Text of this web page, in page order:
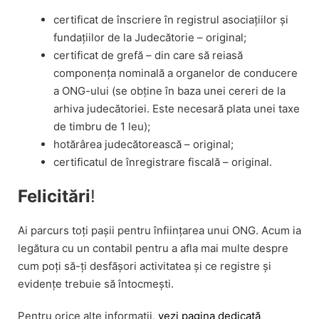
certificat de înscriere în registrul asociațiilor și
fundațiilor de la Judecătorie – original;
certificat de grefă – din care să reiasă
componența nominală a organelor de conducere
a ONG-ului (se obține în baza unei cereri de la
arhiva judecătoriei. Este necesară plata unei taxe
de timbru de 1 leu);
hotărârea judecătorească – original;
certificatul de înregistrare fiscală – original.
Felicitări!
Ai parcurs toți pașii pentru înființarea unui ONG. Acum ia
legătura cu un contabil pentru a afla mai multe despre
cum poți să-ți desfășori activitatea și ce registre și
evidențe trebuie să întocmești.
Pentru orice alte informații, vezi pagina dedicată